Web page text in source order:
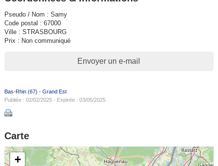
Pseudo / Nom : Samy
Code postal : 67000
Ville : STRASBOURG
Prix : Non communiqué
Envoyer un e-mail
Bas-Rhin (67) - Grand Est
Publiée : 02/02/2025 - Expirée : 03/05/2025
Carte
+